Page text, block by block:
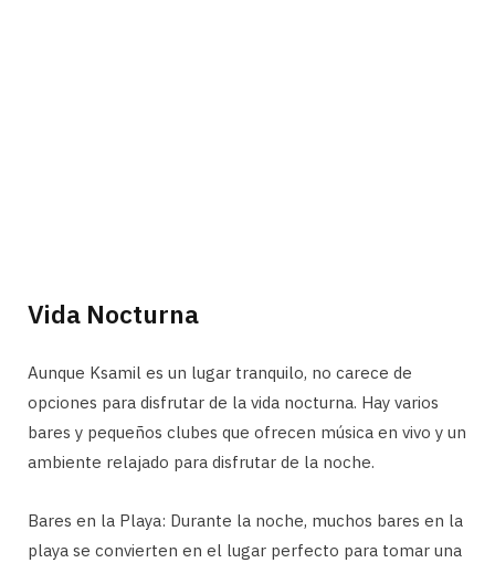
Vida Nocturna
Aunque Ksamil es un lugar tranquilo, no carece de
opciones para disfrutar de la vida nocturna. Hay varios
bares y pequeños clubes que ofrecen música en vivo y un
ambiente relajado para disfrutar de la noche.
Bares en la Playa: Durante la noche, muchos bares en la
playa se convierten en el lugar perfecto para tomar una